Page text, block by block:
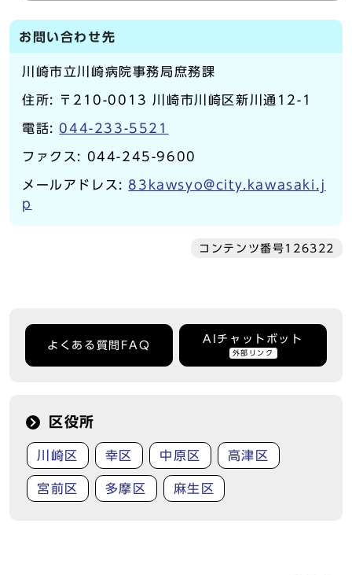
お問い合わせ先
川崎市立川崎病院事務局庶務課
住所: 〒210-0013 川崎市川崎区新川通12-1
電話: 044-233-5521
ファクス: 044-245-9600
メールアドレス:83kawsyo@city.kawasaki.j
p
コンテンツ番号126322
よくある質問FAQ
AIチャットボット
外部リンク
区役所
川崎区 幸区 中原区 高津区
宮前区 多摩区 麻生区